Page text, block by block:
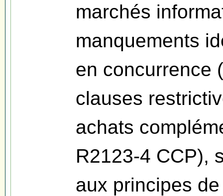
marchés
manquements
en concurrence
clauses
achats
R2123-4 CCP),
aux principes